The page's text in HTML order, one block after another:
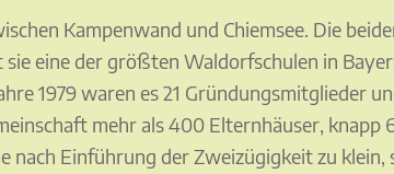
Kampenwand und Chiemsee. Die
eine der größten Waldorfschulen in
1979 waren es 21 Gründungsmitglieder
mehr als 400 Elternhäuser, knapp
Einführung der Zweizügigkeit zu klein,